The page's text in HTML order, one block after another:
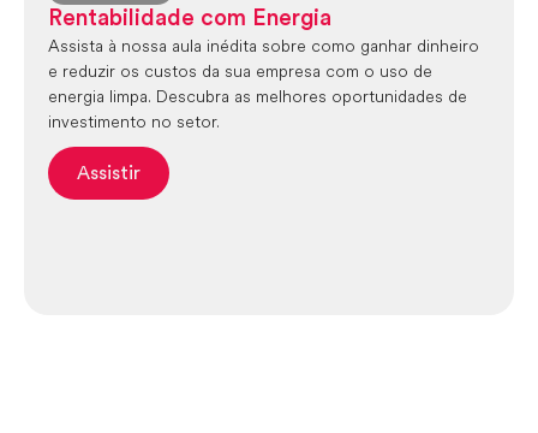
Rentabilidade com Energia
Assista à nossa aula inédita sobre como ganhar dinheiro
e reduzir os custos da sua empresa com o uso de
energia limpa. Descubra as melhores oportunidades de
investimento no setor.
Assistir